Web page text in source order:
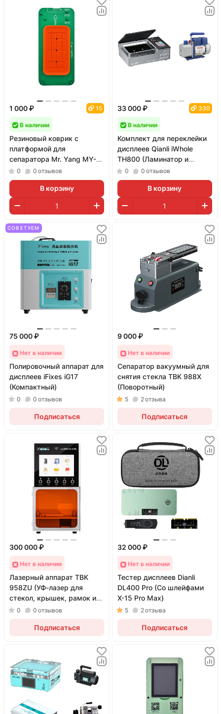
1 000 ₽ 15
В наличии
Резиновый коврик с
платформой для
сепаратора Mr. Yang MY-
3001 (Универсальный)
0 0 отзывов
В корзину
33 000 ₽ 330
В наличии
Комплект для переклейки
дисплеев Qianli iWhole
TH800 (Ламинатор и
помпа)
0 0 отзывов
В корзину
СОВЕТУЕМ
75 000 ₽
Нет в наличии
Полировочный аппарат для
дисплеев iFixes iG17
(Компактный)
0 0 отзывов
Подписаться
9 000 ₽
Нет в наличии
Сепаратор вакуумный для
снятия стекла TBK 988X
(Поворотный)
5 2отзыва
Подписаться
300 000 ₽
Нет в наличии
Лазерный аппарат TBK
958ZU (УФ-лазер для
стекол, крышек, рамок и
гравировки; 5 Вт)
0 0 отзывов
Подписаться
32 000 ₽
Нет в наличии
Тестер дисплеев Dianli
DL400 Pro (Со шлейфами
X-15 Pro Max)
5 2отзыва
Подписаться